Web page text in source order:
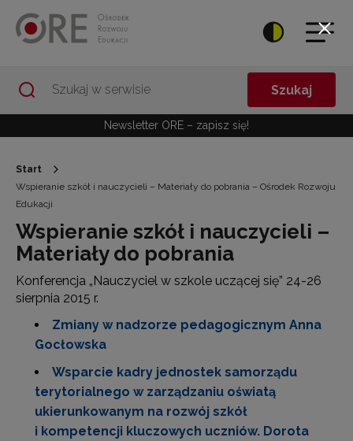
Szukaj
Newsletter ORE – zapisz się!
Start
Wspieranie szkół i nauczycieli – Materiały do pobrania – Ośrodek Rozwoju
Edukacji
Wspieranie szkół i nauczycieli –
Materiały do pobrania
Konferencja „Nauczyciel w szkole uczącej się” 24-26
sierpnia 2015 r.
Zmiany w nadzorze pedagogicznym Anna
Gocłowska
Wsparcie kadry jednostek samorządu
terytorialnego w zarządzaniu oświatą
ukierunkowanym na rozwój szkół
i kompetencji kluczowych uczniów. Dorota